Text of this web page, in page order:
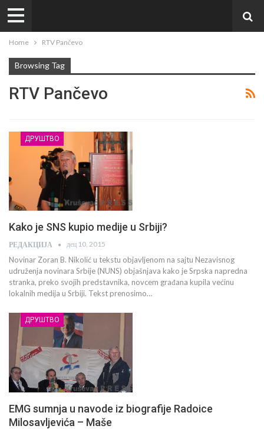
Home RTV Pančevo
Browsing Tag
RTV Pančevo
ДРУШТВО
Kako je SNS kupio medije u Srbiji?
РЕДАКЦИЈА дец 10, 2015
Novinar Zoran B. Nikolić u tekstu objavljenom na sajtu Nezavisnog
udruženja novinara Srbije (NUNS) objašnjava kako je Srpska napredna
stranka, preko svojih predstavnika, novcem građana kupila većinu
lokalnih medija u Srbiji. Tekst prenosimo…
ДРУШТВО
EMG sumnja u navode iz biografije Radoice
Milosavljevića – Maše